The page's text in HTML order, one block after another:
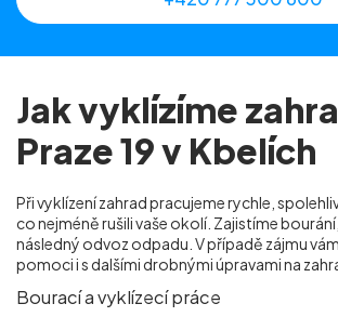
Jak vyklízíme
Praze 19 v Kbelích
Při vyklízení zahrad pracujeme rychle,
co nejméně rušili vaše okolí. Zajistíme
následný odvoz odpadu. V případě zájmu
pomoci i s dalšími drobnými úpravami na
Bourací a vyklízecí práce